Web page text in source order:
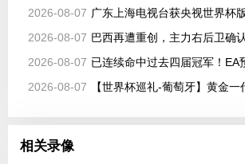
2026-08-07 广东上海电视台获央视世界杯版权！价格仅千万
2026-08-07 巴西再遭重创，主力右后卫确认缺席2026世
2026-08-07 已连续命中过去四届冠军！EA预测世界
2026-08-07
【世界杯巡礼-葡萄牙】黄金一代全面集结，葡萄
相关录像